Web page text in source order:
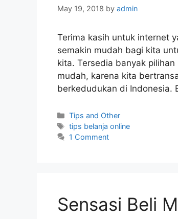
May 19, 2018 by admin
Terima kasih untuk internet
semakin mudah bagi kita
kita. Tersedia banyak
mudah, karena kita
berkedudukan di Indonesia.
Categories
Tips and Other
Tags
tips belanja online
1 Comment
Sensasi Beli